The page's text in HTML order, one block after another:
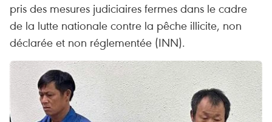
pris des mesures judiciaires fermes dans le cadre
de la lutte nationale contre la pêche illicite, non
déclarée et non réglementée (INN).